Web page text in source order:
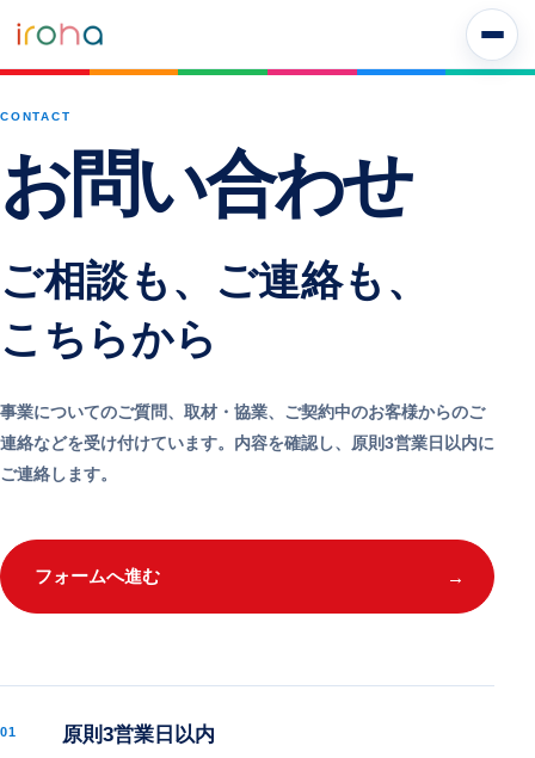
CONTACT
お問い合わせ
ご相談も、ご連絡も、
こちらから
事業についてのご質問、取材・協業、ご契約中のお客様からのご
連絡などを受け付けています。内容を確認し、原則3営業日以内に
ご連絡します。
フォームへ進む →
01 原則3営業日以内